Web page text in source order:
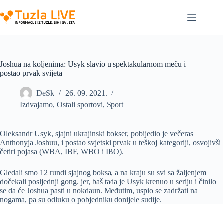
to
content
Joshua na koljenima: Usyk slavio u spektakularnom meču i
postao prvak svijeta
DeSk
26. 09. 2021.
Izdvajamo, Ostali sportovi, Sport
Oleksandr Usyk, sjajni ukrajinski bokser, pobijedio je večeras
Anthonyja Joshuu, i postao svjetski prvak u teškoj kategoriji, osvojivši
četiri pojasa (WBA, IBF, WBO i IBO).
Gledali smo 12 rundi sjajnog boksa, a na kraju su svi sa žaljenjem
dočekali posljednji gong. jer, baš tada je Usyk krenuo u seriju i činilo
se da će Joshua pasti u nokdaun. Međutim, uspio se zadržati na
nogama, pa su odluku o pobjedniku donijele sudije.